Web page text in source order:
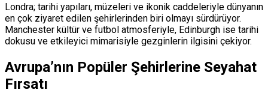
Londra; tarihi yapıları, müzeleri ve ikonik caddeleriyle dünyanın
en çok ziyaret edilen şehirlerinden biri olmayı sürdürüyor.
Manchester kültür ve futbol atmosferiyle, Edinburgh ise tarihi
dokusu ve etkileyici mimarisiyle gezginlerin ilgisini çekiyor.
Avrupa’nın Popüler Şehirlerine Seyahat
Fırsatı